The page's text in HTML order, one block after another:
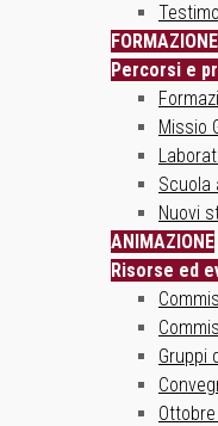
FORMAZIONE
Percorsi e
Missio
Scuola
Nuovi
ANIMAZIONE
Risorse ed
Gruppi